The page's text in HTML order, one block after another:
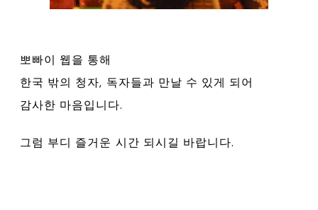
뽀빠이 웹을 통해
한국 밖의 청자, 독자들과 만날 수 있게 되어
감사한 마음입니다.
그럼 부디 즐거운 시간 되시길 바랍니다.